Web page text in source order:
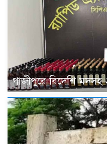
গাজীপুরে বিদেশি মদসহ